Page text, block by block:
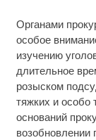
Органами
особое
изучению
длительное
розыском
тяжких и особо
оснований
возобновлении